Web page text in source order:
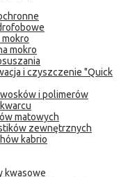
mokro
mokro
i czyszczenie "Quick
i polimerów
matowych
zewnętrznych
kabrio
kwasowe